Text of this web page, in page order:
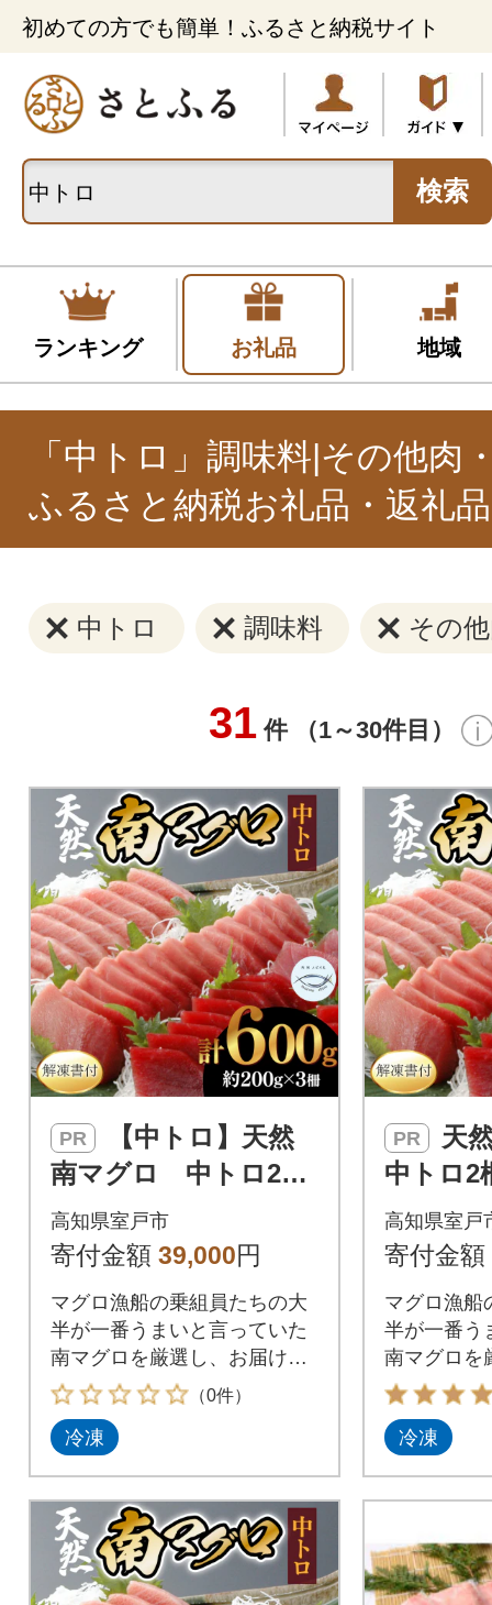
初めての方でも簡単！ふるさと納税サイト
検索
ランキング お礼品 地域
「中トロ」調味料|その他肉
ふるさと納税お礼品・返礼
中トロ 調味料 その
31 件 （1～30件目）
PR
南マグロ 中トロ2柵
【解凍書付】
高知県室戸市
寄付金額 39,000円
マグロ漁船の乗組員たちの大
半が一番うまいと言っていた
南マグロを厳選し、お届けい
たします。是非、お刺身やち
らし寿司、海鮮丼(ネギトロ
丼、マグロ丼)、漬け丼や惣菜
でお届けいたしますが、解凍
の方法を記載した説明書を同
梱しております。
（0件）
冷凍
PR
中トロ2
付】
高知県室戸
寄付金額
マグロ漁船
半が一番う
南マグロを
たします。
らし寿司、
丼、マグロ
でお届けい
梱しており
冷凍